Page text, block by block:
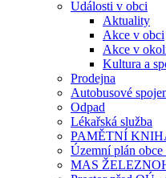
Události v obci
Aktuality
Akce v obci
Akce v
Kultura a
Prodejna
Autobusové
Odpad
Lékařská služba
PAMĚTNÍ
Územní plán
MAS